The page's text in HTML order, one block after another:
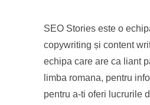
SEO Stories este o
copywriting și content
echipa care are ca liant
limba romana, pentru
pentru a-ti oferi lucrurile